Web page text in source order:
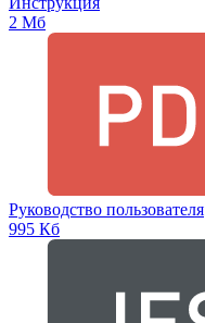
2 Мб
Руководство пользователя
995 Кб